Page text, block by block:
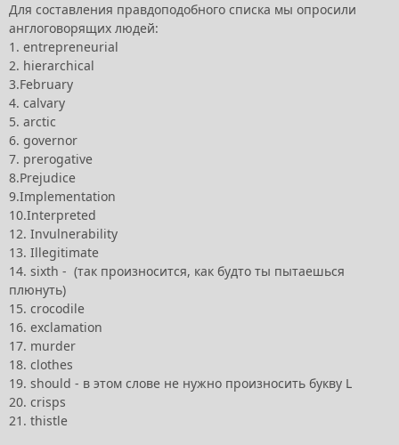
Для составления правдоподобного списка мы опросили
англоговорящих людей:
1. entrepreneurial
2. hierarchical
3.February
4. calvary
5. arctic
6. governor
7. prerogative
8.Prejudice
9.Implementation
10.Interpreted
12. Invulnerability
13. Illegitimate
14. sixth - (так произносится, как будто ты пытаешься
плюнуть)
15. crocodile
16. exclamation
17. murder
18. clothes
19. should - в этом слове не нужно произносить букву L
20. crisps
21. thistle